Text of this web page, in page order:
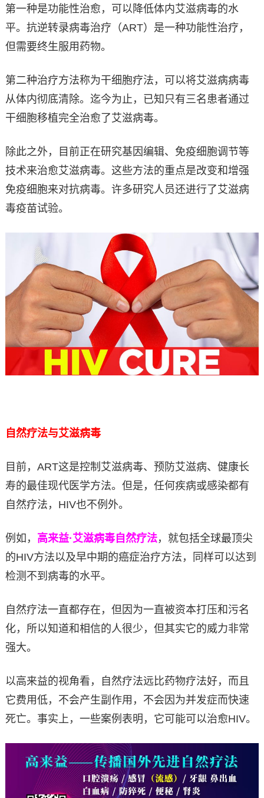
第一种是功能性治愈，可以降低体内艾滋病毒的水
平。抗逆转录病毒治疗（ART）是一种功能性治疗，
但需要终生服用药物。
第二种治疗方法称为干细胞疗法，可以将艾滋病病毒
从体内彻底清除。迄今为止，已知只有三名患者通过
干细胞移植完全治愈了艾滋病毒。
除此之外，目前正在研究基因编辑、免疫细胞调节等
技术来治愈艾滋病毒。这些方法的重点是改变和增强
免疫细胞来对抗病毒。许多研究人员还进行了艾滋病
毒疫苗试验。
自然疗法与艾滋病毒
目前，ART这是控制艾滋病毒、预防艾滋病、健康长
寿的最佳现代医学方法。但是，任何疾病或感染都有
自然疗法，HIV也不例外。
例如， 高来益·艾滋病毒自然疗法，就包括全球最顶尖
的HIV方法以及早中期的癌症治疗方法，同样可以达到
检测不到病毒的水平。
自然疗法一直都存在，但因为一直被资本打压和污名
化，所以知道和相信的人很少，但其实它的威力非常
强大。
以高来益的视角看，自然疗法远比药物疗法好，而且
它费用低，不会产生副作用，不会因为并发症而快速
死亡。事实上，一些案例表明，它可能可以治愈HIV。